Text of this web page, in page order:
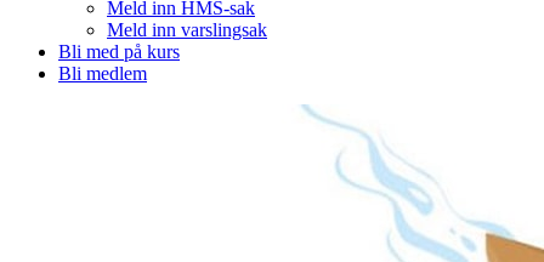
Meld inn HMS-sak
Meld inn varslingsak
Bli med på kurs
Bli medlem